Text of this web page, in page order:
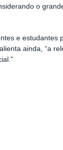
o
e estudantes
ainda, “a